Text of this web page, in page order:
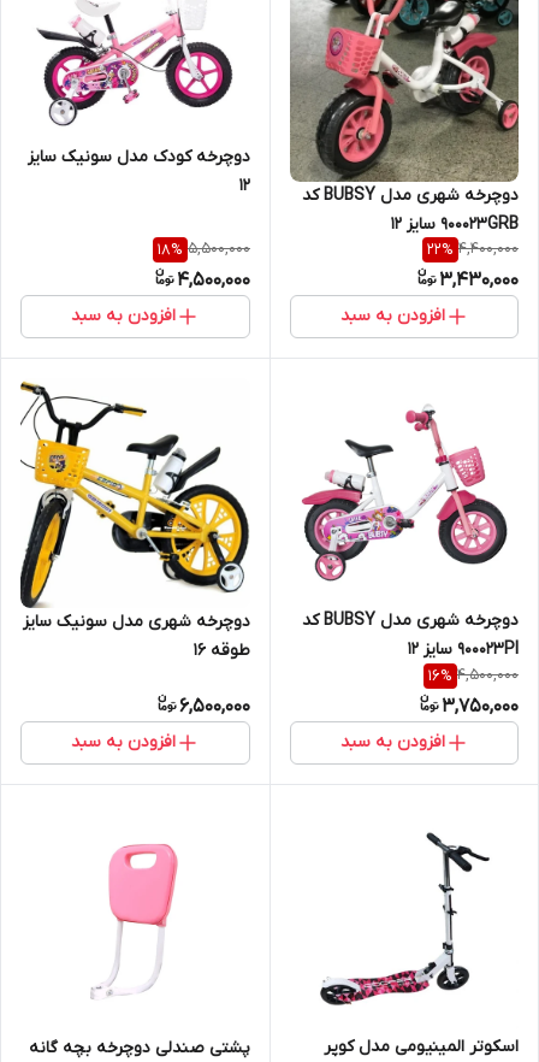
دوچرخه شهری مدل BUBSY کد
900023GRB سایز 12
4,400,000
22%
3,430,000
افزودن به سبد
دوچرخه کودک مدل سونیک سایز
12
5,500,000
18%
4,500,000
افزودن به سبد
دوچرخه شهری مدل BUBSY کد
900023PI سایز 12
4,500,000
16%
3,750,000
افزودن به سبد
دوچرخه شهری مدل سونیک سایز
طوقه 16
6,500,000
افزودن به سبد
اسکوتر المینیومی مدل کوپر
پشتی صندلی دوچرخه بچه گانه